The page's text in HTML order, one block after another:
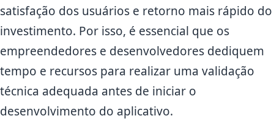
satisfação dos usuários e retorno mais rápido do
investimento. Por isso, é essencial que os
empreendedores e desenvolvedores dediquem
tempo e recursos para realizar uma validação
técnica adequada antes de iniciar o
desenvolvimento do aplicativo.